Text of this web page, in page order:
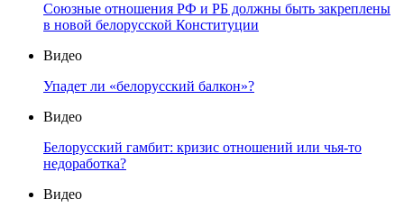
Союзные отношения РФ и РБ должны быть закреплены
в новой белорусской Конституции
Видео
Упадет ли «белорусский балкон»?
Видео
Белорусский гамбит: кризис отношений или чья-то
недоработка?
Видео